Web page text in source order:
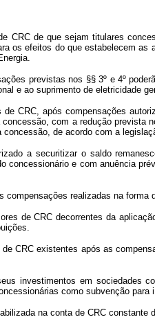
CRC de que sejam titulares
os efeitos do que estabelecem
previstas nos §§ 3º e 4º
e ao suprimento de eletricidade
CRC, após compensações
com a redução prevista
de acordo com a
a securitizar o saldo
concessionário e com anuência
compensações realizadas na
de CRC decorrentes da
CRC existentes após as
investimentos em sociedades
como subvenção
na conta de CRC